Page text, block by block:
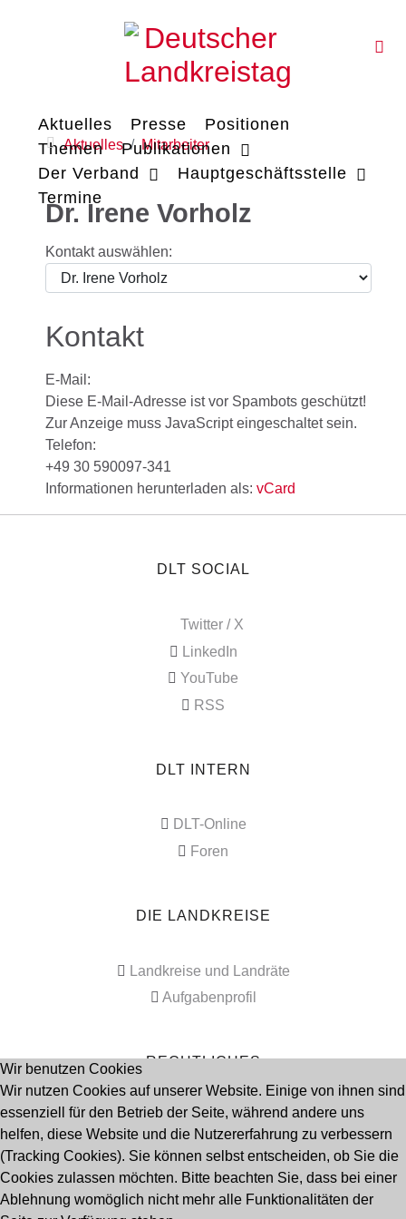
Aktuelles Presse
Positionen
Themen
Publikationen
Der Verband
Hauptgeschäftsstelle
Termine
Aktuelles Mitarbeiter
Dr. Irene Vorholz
Kontakt auswählen:
Kontakt
E-Mail:
Diese E-Mail-Adresse ist vor Spambots geschützt!
Zur Anzeige muss JavaScript eingeschaltet sein.
Telefon:
+49 30 590097-341
Informationen herunterladen als: vCard
DLT SOCIAL
Twitter / X
LinkedIn
YouTube
RSS
DLT INTERN
DLT-Online
Foren
DIE LANDKREISE
Landkreise und Landräte
Aufgabenprofil
RECHTLICHES
Impressum
Datenschutz
Seitenanfang
Wir benutzen Cookies
Wir nutzen Cookies auf unserer Website. Einige von ihnen sind
essenziell für den Betrieb der Seite, während andere uns
helfen, diese Website und die Nutzererfahrung zu verbessern
(Tracking Cookies). Sie können selbst entscheiden, ob Sie die
Cookies zulassen möchten. Bitte beachten Sie, dass bei einer
Ablehnung womöglich nicht mehr alle Funktionalitäten der